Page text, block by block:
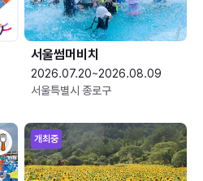
서울썸머비치
2026.07.20~2026.08.09
서울특별시 종로구
개최중